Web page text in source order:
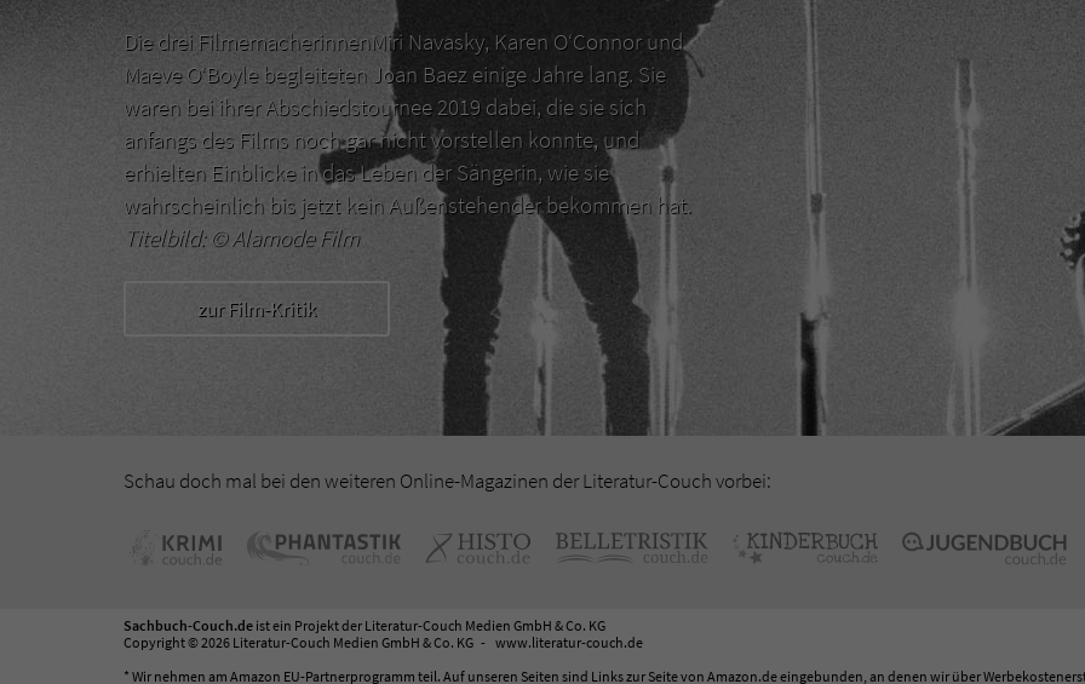
Die drei FilmemacherinnenMiri Navasky, Karen O‘Connor und
Maeve O‘Boyle begleiteten Joan Baez einige Jahre lang. Sie
waren bei ihrer Abschiedstournee 2019 dabei, die sie sich
anfangs des Films noch gar nicht vorstellen konnte, und
erhielten Einblicke in das Leben der Sängerin, wie sie
wahrscheinlich bis jetzt kein Außenstehender bekommen hat.
Titelbild: ©Alamode Film
zur Film-Kritik
Schau doch mal bei den weiteren Online-Magazinen der Literatur-Couch vorbei:
Sachbuch-Couch.de ist ein Projekt der Literatur-Couch Medien GmbH & Co. KG
Copyright © 2026 Literatur-Couch Medien GmbH & Co. KG
www.literatur-couch.de
* Wir nehmen am Amazon EU-Partnerprogramm teil. Auf unseren Seiten sind Links zur Seite von Amazon.de eingebunden, an denen wir über